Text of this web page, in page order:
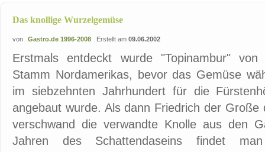
Das knollige Wurzelgemüse
von Gastro.de 1996-2008 Erstellt am 09.06.2002
Erstmals entdeckt wurde "Topinambur" von
Stamm Nordamerikas, bevor das Gemüse
im siebzehnten Jahrhundert für die
angebaut wurde. Als dann Friedrich der
verschwand die verwandte Knolle aus den
Jahren des Schattendaseins findet